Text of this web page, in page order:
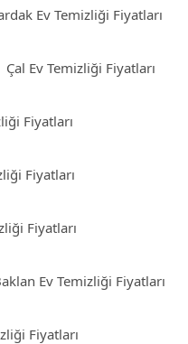
Ev Temizliği Fiyatları
Çal Ev Temizliği Fiyatları
Fiyatları
Fiyatları
Fiyatları
Ev Temizliği Fiyatları
Fiyatları